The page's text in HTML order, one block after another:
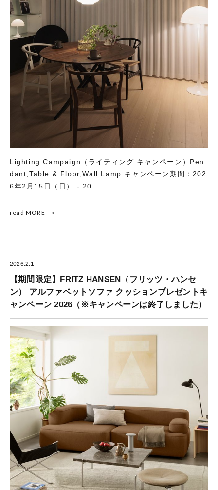
Lighting Campaign（ライティング キャンペーン）Pen
dant,Table & Floor,Wall Lamp キャンペーン期間：202
6年2月15日（日） - 20 ...
read MORE
2026.2.1
【期間限定】FRITZ HANSEN（フリッツ・ハンセ
ン） アルファベットソファ クッションプレゼントキ
ャンペーン 2026（※キャンペーンは終了しました）